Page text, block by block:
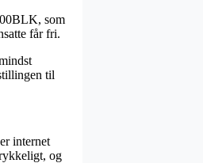
som
får fri.
til
internet
og